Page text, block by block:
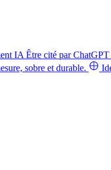
IA Être cité par
sobre et durable.